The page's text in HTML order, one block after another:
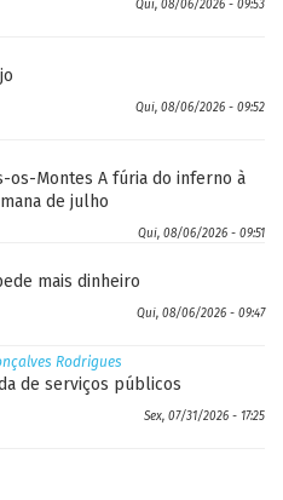
Qui, 08/06/2026 - 09:53
Qui, 08/06/2026 - 09:52
os-Montes A fúria do inferno à
de julho
Qui, 08/06/2026 - 09:51
mais dinheiro
Qui, 08/06/2026 - 09:47
Rodrigues
de serviços públicos
Sex, 07/31/2026 - 17:25